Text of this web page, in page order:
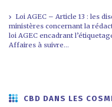
Loi AGEC – Article 13 : les
ministères concernant la
loi AGEC encadrant
Affaires à suivre…
CBD DANS LES